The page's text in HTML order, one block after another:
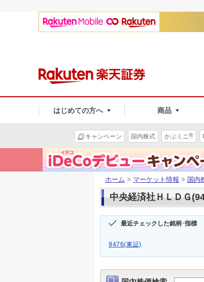
はじめての方へ 商品
キャンペーン 国内株式 かぶミニ®
ホーム > マーケット情報 > 国内
中央経済社ＨＬＤＧ
最近チェックした銘柄･指標
9476(東証)